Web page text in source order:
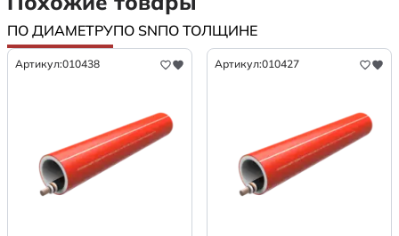
ПО ДИАМЕТРУПО SNПО ТОЛЩИНЕ
Артикул:010438 Артикул:010427